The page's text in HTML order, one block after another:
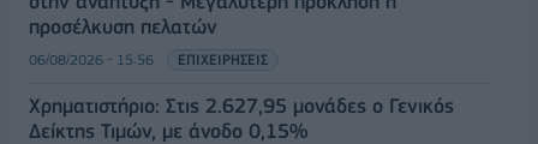
προσέλκυση πελατών
06/08/2026 - 15:56 ΕΠΙΧΕΙΡΗΣΕΙΣ
Χρηματιστήριο: Στις 2.627,95 μονάδες ο Γενικός
Δείκτης Τιμών, με άνοδο 0,15%